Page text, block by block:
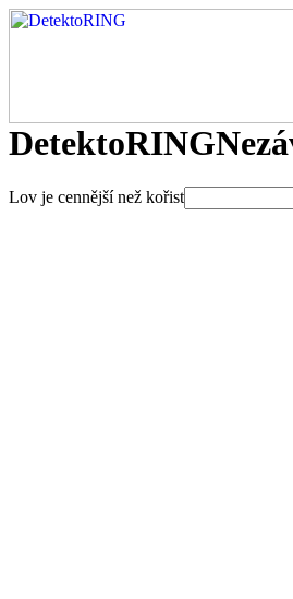
DetektoRING
Lov je cennější než kořist